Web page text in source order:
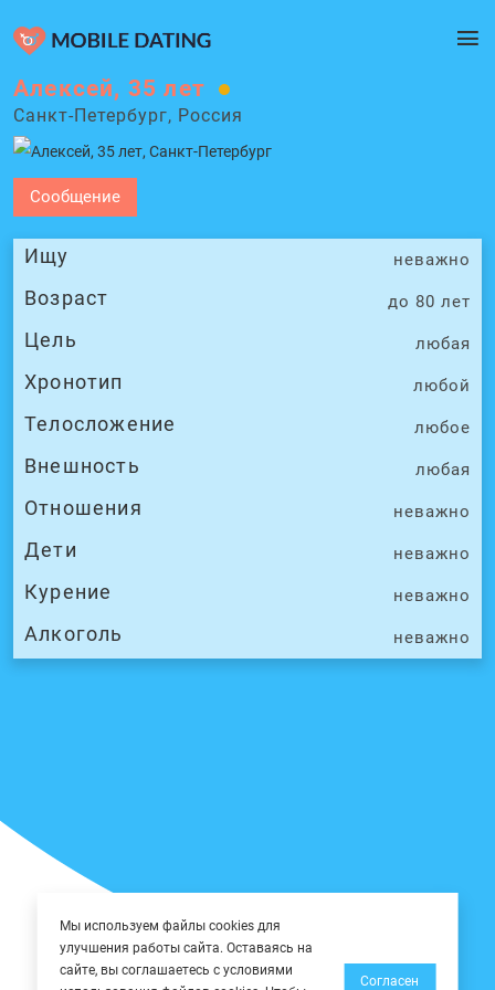
Сообщение
Ищу неважно
Возраст до 80 лет
Цель любая
Хронотип любой
Телосложение любое
Внешность любая
Отношения неважно
Дети неважно
Курение неважно
Алкоголь неважно
Алексей, 35 лет
Санкт-Петербург, Россия
Мы используем файлы cookies для
улучшения работы сайта. Оставаясь на
сайте, вы соглашаетесь с условиями
Согласен